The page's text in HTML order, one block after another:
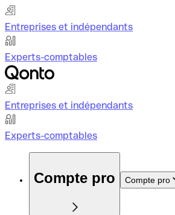
Entreprises et indépendants
Experts-comptables
Entreprises et indépendants
Experts-comptables
Compte pro Compte pro